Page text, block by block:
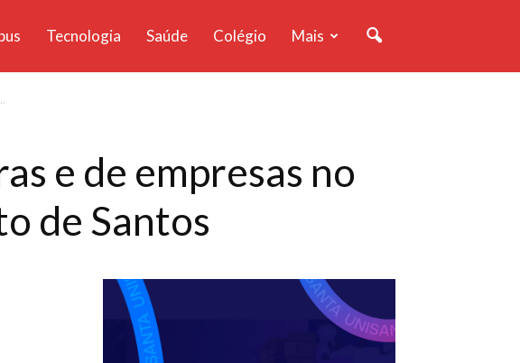
Tecnologia Saúde Colégio Mais
e de empresas no
de Santos